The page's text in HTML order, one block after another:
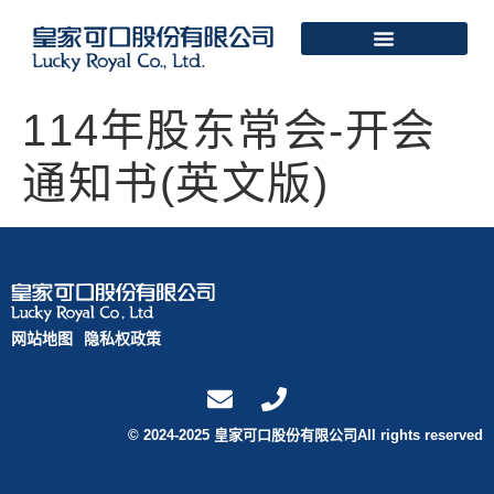
114年股东常会-开会
通知书(英文版)
网站地图 隐私权政策
© 2024-2025 皇家可口股份有限公司All rights reserved